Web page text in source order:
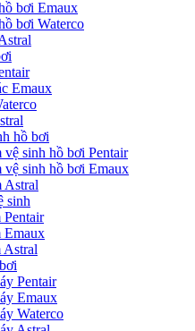
bơi Emaux
bơi Waterco
Emaux
hồ bơi
vệ sinh hồ bơi Pentair
vệ sinh hồ bơi Emaux
Astral
sinh
Pentair
Emaux
Astral
Pentair
Emaux
Waterco